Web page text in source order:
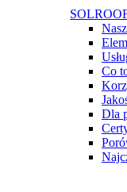
Co
Dla